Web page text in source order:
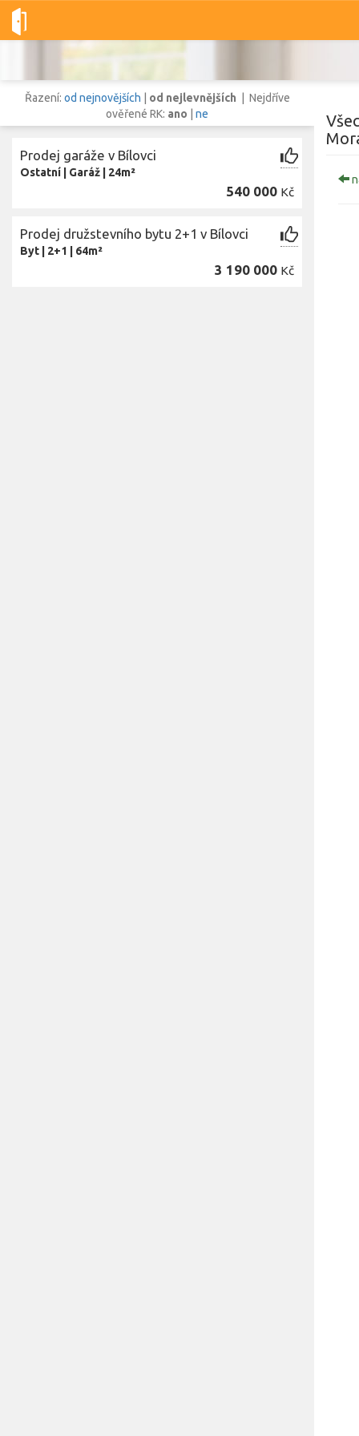
Dobré-nemovitosti.cz obec Bílovec, okres Nový Jičín,
Vše Pozemky
obec Bílovec,okres Nový Jičín, Moravskoslezský kraj
Lokalita
Řazení: od nejnovějších od nejlevnějších
| Nejdříve
ověřené RK: ano ne
Prodej garáže v Bílovci
Ostatní Garáž 24m²
540 000 Kč
Prodej družstevního bytu 2+1 v Bílovci
Byt 2+1 64m²
3 190 000 Kč